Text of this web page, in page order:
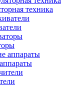
техника